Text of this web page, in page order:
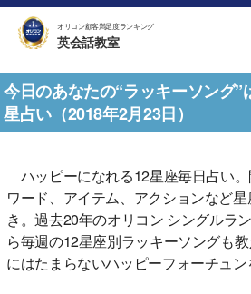
オリコン顧客満足度ランキング
英会話教室
今日のあなたの“ラッキーソング
星占い（2018年2月23日）
ハッピーになれる12星座毎日占い
ワード、アイテム、アクションなど
き。過去20年のオリコン シングルラ
ら毎週の12星座別ラッキーソングも
にはたまらないハッピーフォーチュン